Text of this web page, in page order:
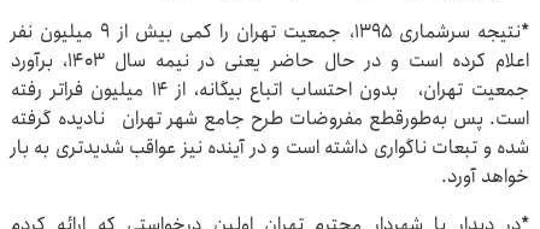
*نتیجه سرشماری 1395، جمعیت تهران را کمی بیش از ۹ میلیون نفر
اعلام کرده است و در حال حاضر یعنی در نیمه سال ۱۴۰۳، برآورد
جمعیت تهران، بدون احتساب اتباع بیگانه، از ۱۴ میلیون فراتر رفته
است. پس به‌طورقطع مفروضات طرح جامع شهر تهران نادیده گرفته
شده و تبعات ناگواری داشته است و در آینده نیز عواقب شدیدتری به بار
خواهد آورد.